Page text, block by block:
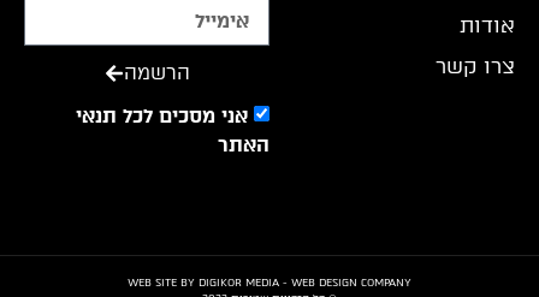
אודות
צרו קשר
אני מסכים לכל תנאי
האתר
הרשמה
WEB SITE BY DIGIKOR MEDIA - WEB DESIGN COMPANY